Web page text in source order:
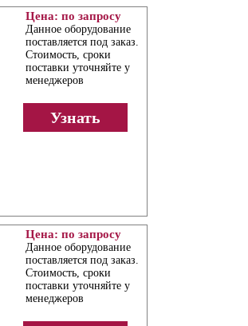
Цена: по запросу
Данное оборудование
поставляется под заказ.
Стоимость, сроки
поставки уточняйте у
менеджеров
Узнать
Цена: по запросу
Данное оборудование
поставляется под заказ.
Стоимость, сроки
поставки уточняйте у
менеджеров